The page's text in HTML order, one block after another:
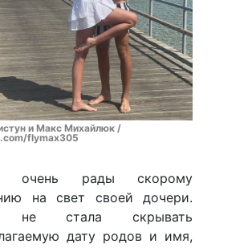
и Макс Михайлюк /
flymax305
очень рады скорому
на свет своей дочери.
не стала скрывать
дату родов и имя,